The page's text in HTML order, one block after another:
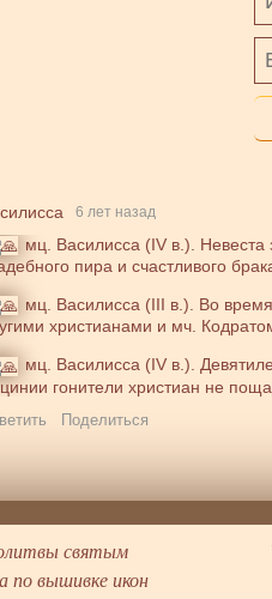
6 лет назад
мц. Василисса (IV в.).
пира и счастливого
мц. Василисса (III в.). Во
христианами и мч.
мц. Василисса (IV в.).
гонители христиан не
Поделиться
святым
по вышивке икон